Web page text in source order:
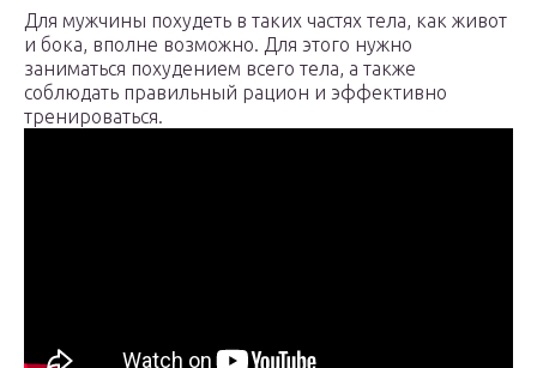
Для мужчины похудеть в таких частях тела, как живот
и бока, вполне возможно. Для этого нужно
заниматься похудением всего тела, а также
соблюдать правильный рацион и эффективно
тренироваться.